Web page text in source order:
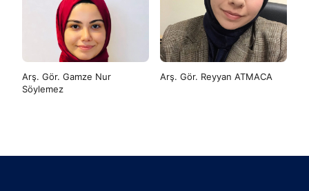
Arş. Gör. Gamze Nur
Söylemez
Arş. Gör. Reyyan ATMACA